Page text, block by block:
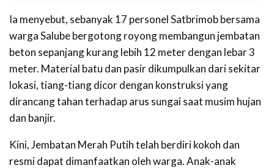
Ia menyebut, sebanyak 17 personel Satbrimob bersama
warga Salube bergotong royong membangun jembatan
beton sepanjang kurang lebih 12 meter dengan lebar 3
meter. Material batu dan pasir dikumpulkan dari sekitar
lokasi, tiang-tiang dicor dengan konstruksi yang
dirancang tahan terhadap arus sungai saat musim hujan
dan banjir.
Kini, Jembatan Merah Putih telah berdiri kokoh dan
resmi dapat dimanfaatkan oleh warga. Anak-anak